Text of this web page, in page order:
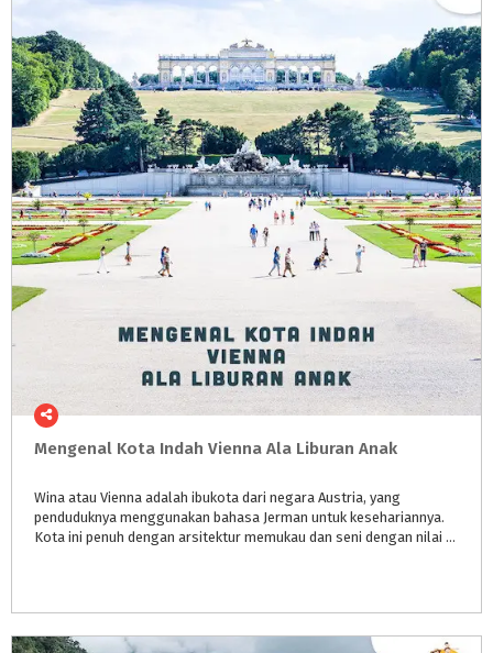
Mengenal Kota Indah Vienna Ala Liburan Anak
Wina atau Vienna adalah ibukota dari negara Austria, yang
penduduknya menggunakan bahasa Jerman untuk kesehariannya.
Kota ini penuh dengan arsitektur memukau dan seni dengan nilai historis yang tinggi